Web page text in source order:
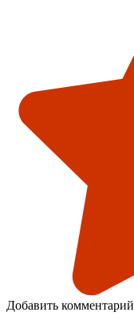
Добавить комментарий